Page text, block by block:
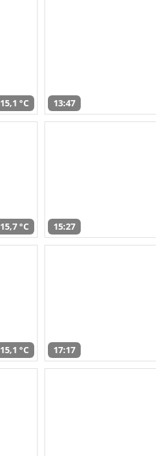
15,1 °C 13:47
15,7 °C 15:27
15,1 °C 17:17